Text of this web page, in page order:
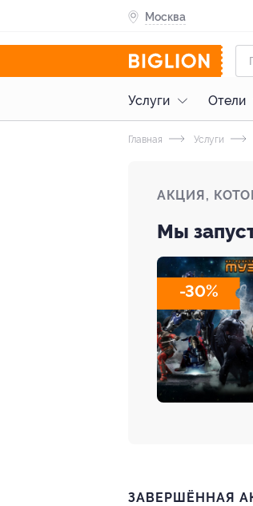
Москва
Услуги Отели
Главная Услуги
АКЦИЯ,
Мы
-30%
ЗАВЕРШЁННАЯ